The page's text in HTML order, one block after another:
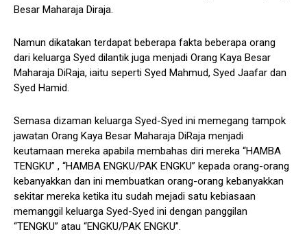
Besar Maharaja Diraja.
Namun dikatakan terdapat beberapa fakta beberapa orang
dari keluarga Syed dilantik juga menjadi Orang Kaya Besar
Maharaja DiRaja, iaitu seperti Syed Mahmud, Syed Jaafar dan
Syed Hamid.
Semasa dizaman keluarga Syed-Syed ini memegang tampok
jawatan Orang Kaya Besar Maharaja DiRaja menjadi
keutamaan mereka apabila membahas diri mereka “HAMBA
TENGKU” , “HAMBA ENGKU/PAK ENGKU” kepada orang-orang
kebanyakkan dan ini membuatkan orang-orang kebanyakkan
sekitar mereka ketika itu sudah mejadi satu kebiasaan
memanggil keluarga Syed-Syed ini dengan panggilan
“TENGKU” atau “ENGKU/PAK ENGKU”.